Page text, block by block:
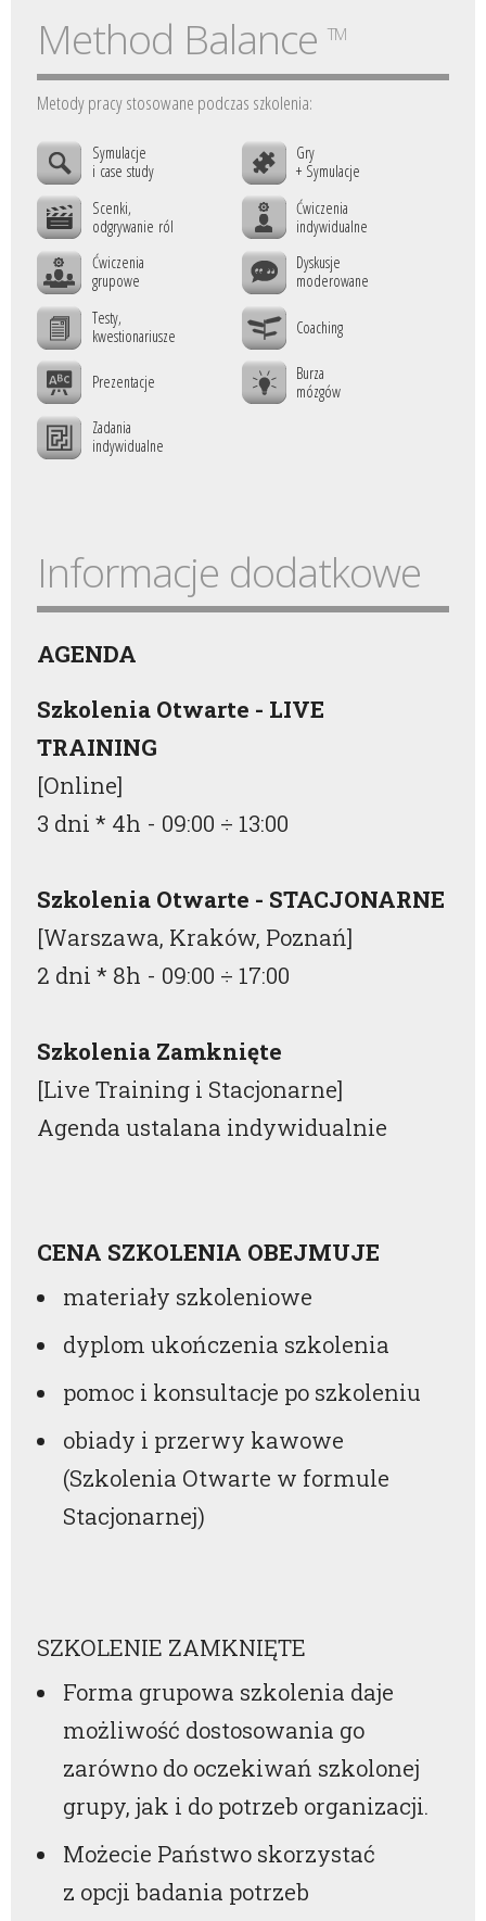
Method Balance TM
Metody pracy stosowane podczas szkolenia:
Symulacje
i case study
Gry
+ Symulacje
Scenki,
odgrywanie ról
Ćwiczenia
indywidualne
Ćwiczenia
grupowe
Dyskusje
moderowane
Testy,
kwestionariusze
Coaching
Prezentacje
Burza
mózgów
Zadania
indywidualne
Informacje dodatkowe
AGENDA
Szkolenia Otwarte - LIVE
TRAINING
[Online]
3 dni * 4h - 09:00 ÷ 13:00
Szkolenia Otwarte - STACJONARNE
[Warszawa, Kraków, Poznań]
2 dni * 8h - 09:00 ÷ 17:00
Szkolenia Zamknięte
[Live Training i Stacjonarne]
Agenda ustalana indywidualnie
CENA SZKOLENIA OBEJMUJE
materiały szkoleniowe
dyplom ukończenia szkolenia
pomoc i konsultacje po szkoleniu
obiady i przerwy kawowe
(Szkolenia Otwarte w formule
Stacjonarnej)
SZKOLENIE ZAMKNIĘTE
Forma grupowa szkolenia daje
możliwość dostosowania go
zarówno do oczekiwań szkolonej
grupy, jak i do potrzeb organizacji.
Możecie Państwo skorzystać
z opcji badania potrzeb